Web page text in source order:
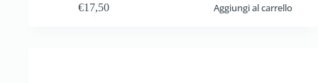
€17,50 Aggiungi al carrello